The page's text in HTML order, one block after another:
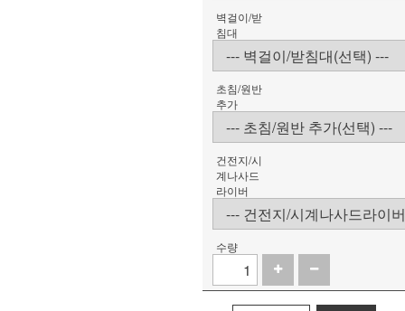
벽걸이/받
침대
초침/원반
추가
건전지/시
계나사드
라이버
수량